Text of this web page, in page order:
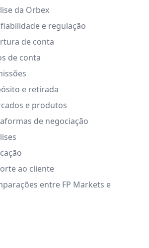
da Orbex
e regulação
de conta
de conta
e retirada
e produtos
de negociação
ao cliente
entre FP Markets e